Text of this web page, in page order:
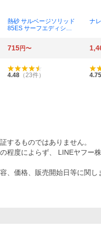
熱砂 サルベージソリッド
85ES サーフエディショ
ナ
715円〜
4.48 （23件） 4.75
するものではありません。
度によらず、 LINEヤフー
価格、販売開始日等に関し